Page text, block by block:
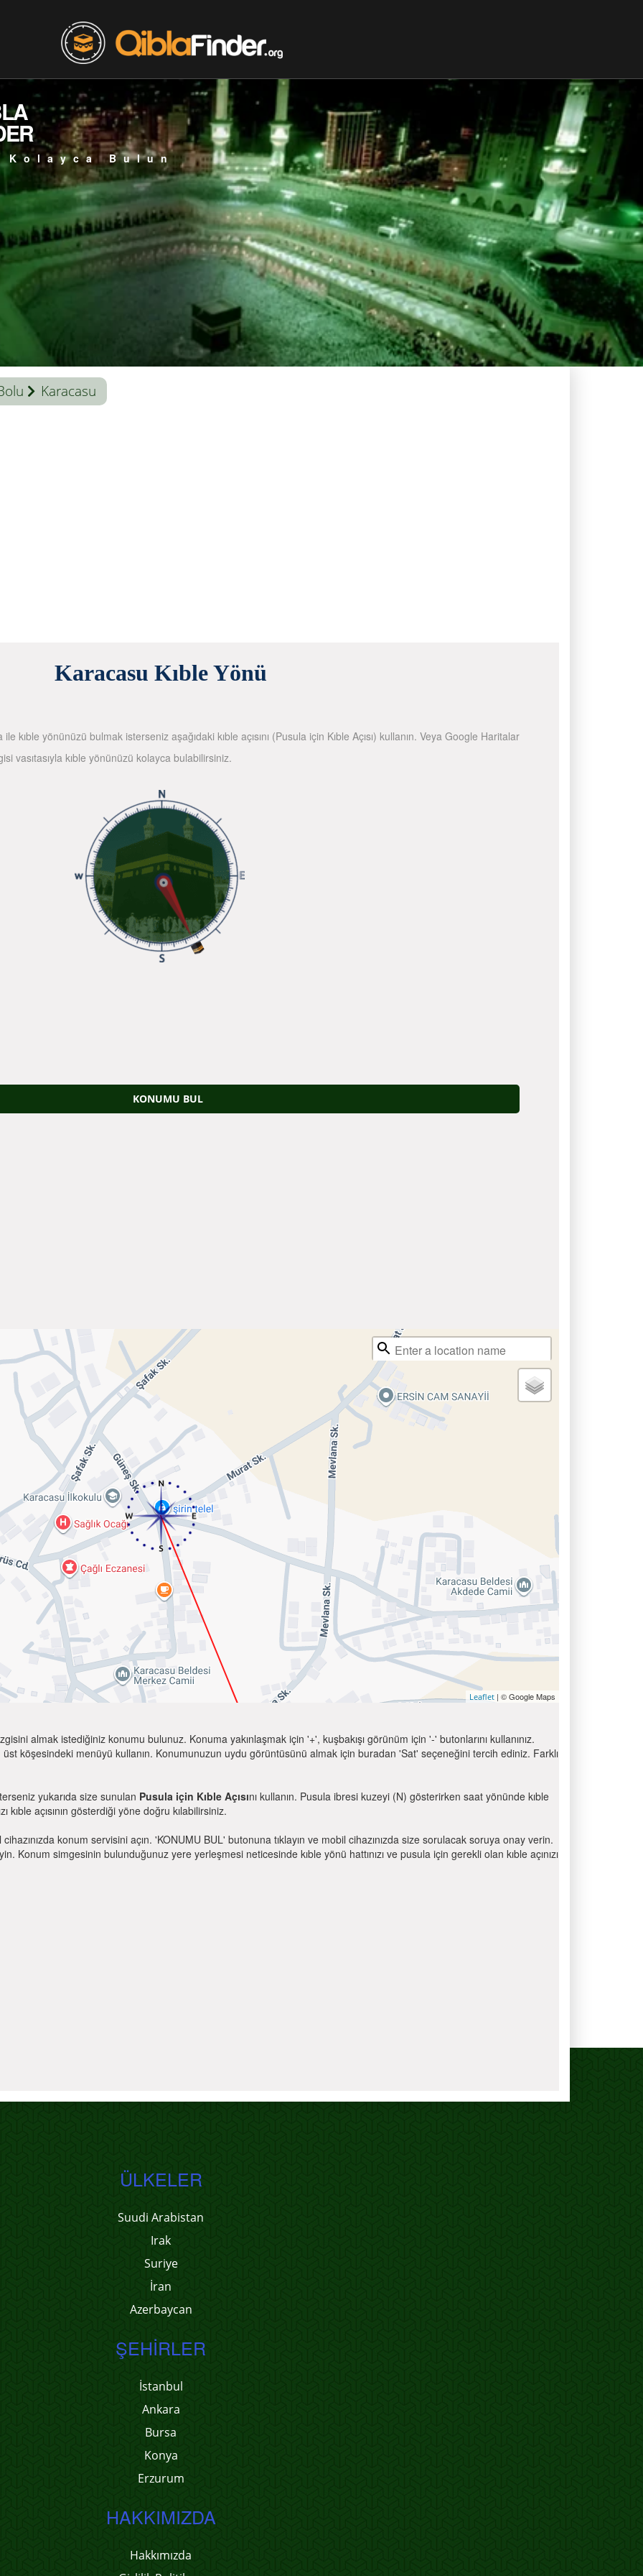
Kolayca Bulun
Karacasu
Karacasu Kıble Yönü
kıble yönünüzü bulmak isterseniz aşağıdaki kıble açısını (Pusula için Kıble Açısı) kullanın. Veya Google Haritalar
vasıtasıyla kıble yönünüzü kolayca bulabilirsiniz.
KONUMU BUL
Leaflet | © Google Maps
almak istediğiniz konumu bulunuz. Konuma yakınlaşmak için '+', kuşbakışı görünüm için '-' butonlarını kullanınız.
köşesindeki menüyü kullanın. Konumunuzun uydu görüntüsünü almak için buradan 'Sat' seçeneğini tercih ediniz. Farklı
yukarıda size sunulan Pusula için Kıble Açısını kullanın. Pusula ibresi kuzeyi (N) gösterirken saat yönünde kıble
kıble açısının gösterdiği yöne doğru kılabilirsiniz.
konum servisini açın. 'KONUMU BUL' butonuna tıklayın ve mobil cihazınızda size sorulacak soruya onay verin.
Konum simgesinin bulunduğunuz yere yerleşmesi neticesinde kıble yönü hattınızı ve pusula için gerekli olan kıble açınızı
ÜLKELER
Suudi Arabistan
Irak
Suriye
İran
Azerbaycan
ŞEHIRLER
İstanbul
Ankara
Bursa
Konya
Erzurum
HAKKIMIZDA
Hakkımızda